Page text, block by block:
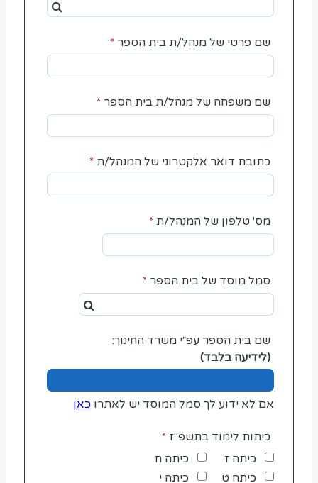
שם פרטי של מנהל/ת בית הספר
שם משפחה של מנהל/ת בית הספר
כתובת דואר אלקטרוני של המנהל/ת
מס' טלפון של המנהל/ת
סמל מוסד של בית הספר
שם בית הספר עפ״י משרד החינוך:
(לידיעה בלבד)
אם לא ידוע לך סמל המוסד יש לאתרוכאן
כיתות לימוד בתשפ"ז
כיתה ז
כיתה ח
כיתה ט
כיתה י